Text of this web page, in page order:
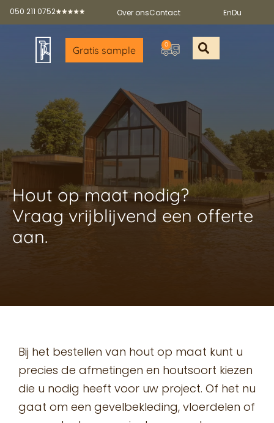
050 211 0752 Over onsContact EnDu
Gratis sample 0
Hout op maat nodig?
Vraag vrijblijvend een offerte
aan.
Bij het bestellen van hout op maat kunt u
precies de afmetingen en houtsoort kiezen
die u nodig heeft voor uw project. Of het nu
gaat om een gevelbekleding, vloerdelen of